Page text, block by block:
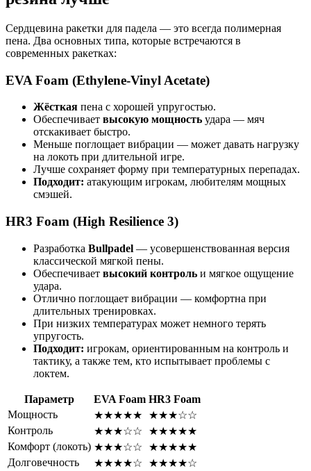
Сердцевина ракетки для падела — это всегда полимерная
пена. Два основных типа, которые встречаются в
современных ракетках:
EVA Foam (Ethylene-Vinyl Acetate)
Жёсткая пена с хорошей упругостью.
Обеспечивает высокую мощность удара — мяч
отскакивает быстро.
Меньше поглощает вибрации — может давать нагрузку
на локоть при длительной игре.
Лучше сохраняет форму при температурных перепадах.
Подходит: атакующим игрокам, любителям мощных
смэшей.
HR3 Foam (High Resilience 3)
Разработка Bullpadel — усовершенствованная версия
классической мягкой пены.
Обеспечивает высокий контроль и мягкое ощущение
удара.
Отлично поглощает вибрации — комфортна при
длительных тренировках.
При низких температурах может немного терять
упругость.
Подходит: игрокам, ориентированным на контроль и
тактику, а также тем, кто испытывает проблемы с
локтем.
Параметр EVA Foam HR3 Foam
Мощность
★★★★★
★★★☆☆
Контроль
★★★☆☆
★★★★★
Комфорт (локоть) ★★★☆☆
★★★★★
Долговечность
★★★★☆
★★★★☆